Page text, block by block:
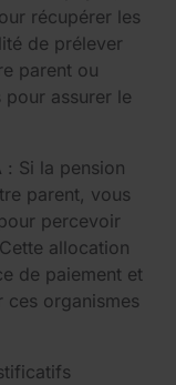
récupérer les
de prélever
parent ou
pour assurer le
: Si la pension
parent, vous
percevoir
allocation
de paiement et
ces organismes